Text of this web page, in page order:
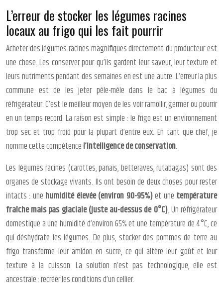
L’erreur de stocker les légumes racines
locaux au frigo qui les fait pourrir
Acheter des légumes racines magnifiques directement du producteur est
une chose. Les conserver pour qu’ils gardent leur saveur, leur texture et
leurs nutriments pendant des semaines en est une autre. L’erreur la plus
commune est de les jeter pêle-mêle dans le bac à légumes du
réfrigérateur. C’est le meilleur moyen de les voir ramollir, germer ou pourrir
en un temps record. La raison est simple : le frigo est un environnement
trop sec et trop froid pour la plupart d’entre eux. En tant que chef, je
nomme cette compétencel’intelligence de conservation.
Les légumes racines (carottes, panais, betteraves, rutabagas) sont des
organes de stockage vivants. Ils ont besoin de deux choses pour rester
intacts : une humidité élevée (environ 90-95%)et une température
fraîche mais pas glaciale (juste au-dessus de 0°C). Un réfrigérateur
domestique a une humidité d’environ 65% et une température de 4°C, ce
qui déshydrate les légumes. De plus, stocker des pommes de terre au
frigo transforme leur amidon en sucre, ce qui altère leur goût et leur
texture à la cuisson. La solution n’est pas technologique, elle est
ancestrale : recréer les conditions d’un cellier.